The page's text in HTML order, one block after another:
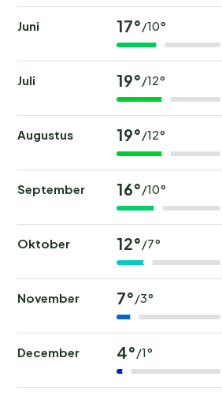
Juni 17°/10°
Juli 19°/12°
Augustus 19°/12°
September 16°/10°
Oktober 12°/7°
November 7°/3°
December 4°/1°